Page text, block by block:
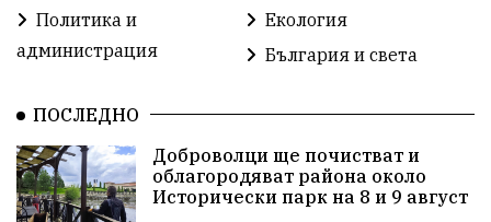
Европа Актуално Туризъм Бизнес
Политика и
администрация
Екология
България и света
ПОСЛЕДНО
Доброволци ще почистват и
облагородяват района около
Исторически парк на 8 и 9 август